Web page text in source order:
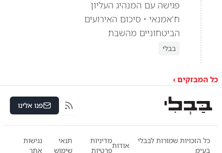
פגישה עם המנהיג העליון
ח'אמנאי • סיכום האירועים
הביטחוניים מהשבת
בבלי
כל המבזקים ›
RSS פנו אלינו
כל הזכויות שמורות לבבלי
בע״מ
אודות
מדיניות
פרטיות
תנאי
שימוש
נגישות
אתר